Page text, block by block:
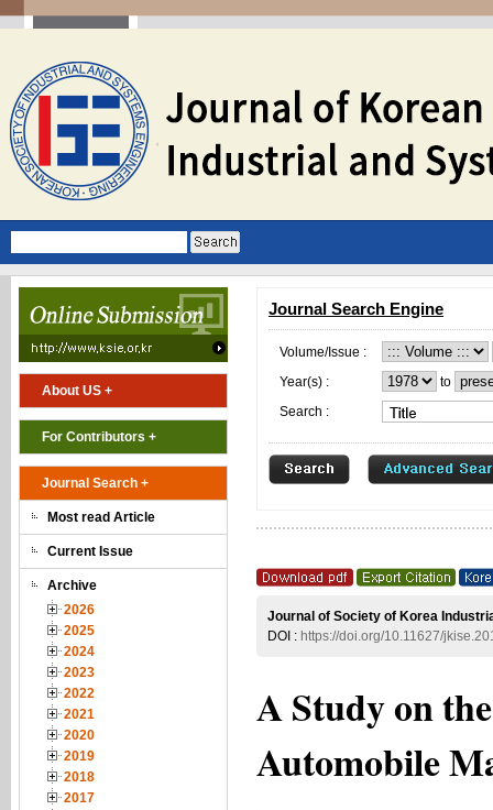
About US +
For Contributors +
Journal Search +
Most read Article
Current Issue
Archive
2026
2025
2024
2023
2022
2021
2020
2019
2018
2017
Journal Search Engine
Volume/Issue :
Year(s) :
to
Search :
Journal of Society of Korea
DOI : https://doi.org/10.11627/
A Study on
Automobile